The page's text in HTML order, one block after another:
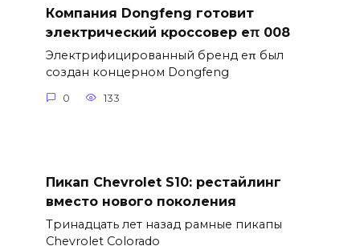
Компания Dongfeng готовит
электрический кроссовер eπ 008
Электрифицированный бренд eπ был
создан концерном Dongfeng
0 133
Пикап Chevrolet S10: рестайлинг
вместо нового поколения
Тринадцать лет назад рамные пикапы
Chevrolet Colorado